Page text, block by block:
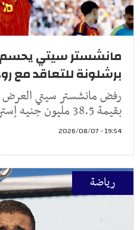
مانشستر سيتي
برشلونة للتعاقد مع
رفض مانشستر سيتي العرض
بقيمة 38.5 مليون جنيه إسترليني (52 مليون دولار) لل
19:54 - 2026/08/07
رياضة